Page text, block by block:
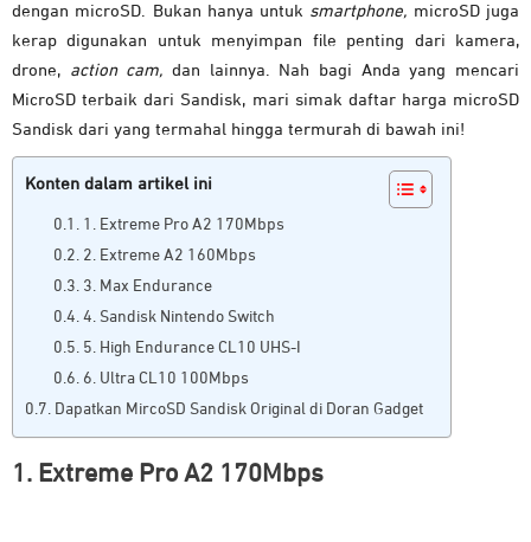
dengan microSD. Bukan hanya untuk smartphone, microSD juga
kerap digunakan untuk menyimpan file penting dari kamera,
drone, action cam, dan lainnya. Nah bagi Anda yang mencari
MicroSD terbaik dari Sandisk, mari simak daftar harga microSD
Sandisk dari yang termahal hingga termurah di bawah ini!
Konten dalam artikel ini
1. Extreme Pro A2 170Mbps
2. Extreme A2 160Mbps
3. Max Endurance
4. Sandisk Nintendo Switch
5. High Endurance CL10 UHS-I
6. Ultra CL10 100Mbps
Dapatkan MircoSD Sandisk Original di Doran Gadget
1. Extreme Pro A2 170Mbps